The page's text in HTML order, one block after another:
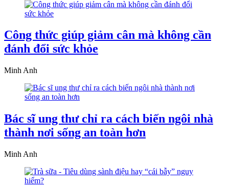
Công thức giúp giảm cân mà không cần
đánh đổi sức khỏe
Minh Anh
Bác sĩ ung thư chỉ ra cách biến ngôi nhà
thành nơi sống an toàn hơn
Minh Anh